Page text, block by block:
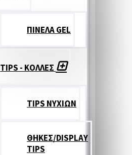
ΠΙΝΕΛΑ GEL
TIPS - ΚΟΛΛΕΣ
TIPS ΝΥΧΙΩΝ
ΘΗΚΕΣ/DISPLAY
TIPS